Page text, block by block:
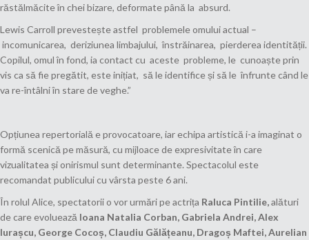
răstălmăcite în chei bizare, deformate până la absurd.
Lewis Carroll prevestește astfel problemele omului actual –
incomunicarea, deriziunea limbajului, înstrăinarea, pierderea identității.
Copilul, omul în fond, ia contact cu aceste probleme, le cunoaște prin
vis ca să fie pregătit, este inițiat, să le identifice și să le înfrunte când le
va re-întâlni în stare de veghe.”
Opțiunea repertorială e provocatoare, iar echipa artistică i-a imaginat o
formă scenică pe măsură, cu mijloace de expresivitate în care
vizualitatea și onirismul sunt determinante. Spectacolul este
recomandat publicului cu vârsta peste 6 ani.
În rolul Alice, spectatorii o vor urmări pe actrița Raluca Pintilie,alături
de care evoluează Ioana Natalia Corban, Gabriela Andrei, Alex
Iurașcu, George Cocoș, Claudiu Gălățeanu, Dragoș Maftei, Aurelian